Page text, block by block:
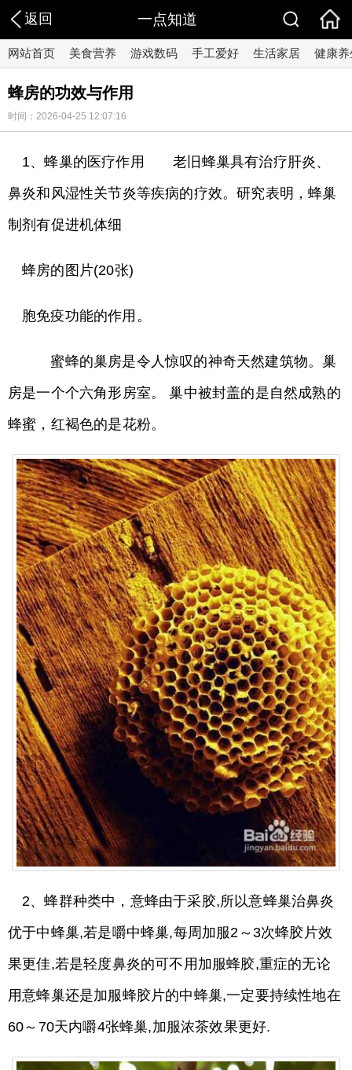
返回 一点知道
网站首页 美食营养 游戏数码 手工爱好 生活家居 健康养
蜂房的功效与作用
时间：2026-04-25 12:07:16
1、蜂巢的医疗作用 老旧蜂巢具有治疗肝炎、
鼻炎和风湿性关节炎等疾病的疗效。研究表明，蜂巢
制剂有促进机体细
蜂房的图片(20张)
胞免疫功能的作用。
蜜蜂的巢房是令人惊叹的神奇天然建筑物。巢
房是一个个六角形房室。 巢中被封盖的是自然成熟的
蜂蜜，红褐色的是花粉。
2、蜂群种类中，意蜂由于采胶,所以意蜂巢治鼻炎
优于中蜂巢,若是嚼中蜂巢,每周加服2～3次蜂胶片效
果更佳,若是轻度鼻炎的可不用加服蜂胶,重症的无论
用意蜂巢还是加服蜂胶片的中蜂巢,一定要持续性地在
60～70天内嚼4张蜂巢,加服浓茶效果更好.